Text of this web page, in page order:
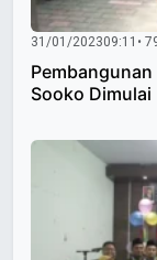
31/01/202309:11 •
Sooko Dimulai